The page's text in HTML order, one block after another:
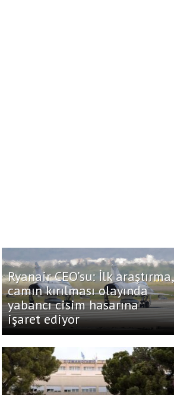
Ryanair CEO’su: İlk araştırma,
camın kırılması olayında
yabancı cisim hasarına
işaret ediyor